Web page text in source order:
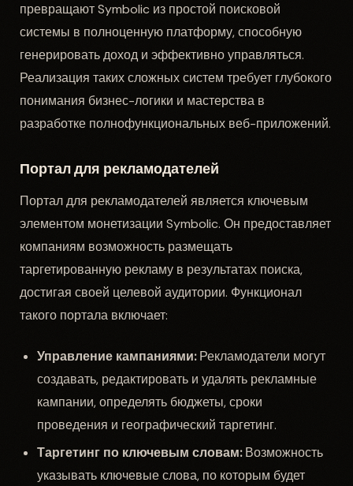
превращают Symbolic из простой поисковой
системы в полноценную платформу, способную
генерировать доход и эффективно управляться.
Реализация таких сложных систем требует глубокого
понимания бизнес-логики и мастерства в
разработке полнофункциональных веб-приложений.
Портал для рекламодателей
Портал для рекламодателей является ключевым
элементом монетизации Symbolic. Он предоставляет
компаниям возможность размещать
таргетированную рекламу в результатах поиска,
достигая своей целевой аудитории. Функционал
такого портала включает:
Управление кампаниями:Рекламодатели могут
создавать, редактировать и удалять рекламные
кампании, определять бюджеты, сроки
проведения и географический таргетинг.
Таргетинг по ключевым словам:Возможность
указывать ключевые слова, по которым будет